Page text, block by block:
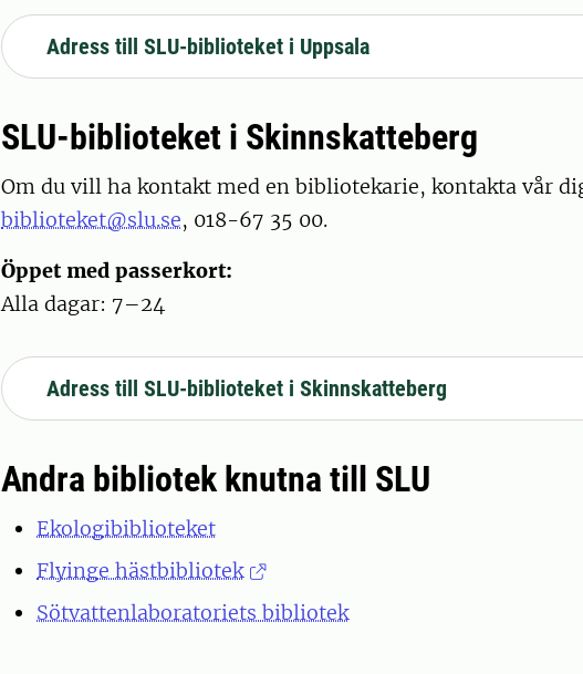
Adress till SLU-biblioteket i Uppsala
SLU-biblioteket i Skinnskatteberg
Om du vill ha kontakt med en bibliotekarie, kontakta vår
biblioteket@slu.se, 018-67 35 00.
Öppet med passerkort:
Alla dagar: 7–24
Adress till SLU-biblioteket i Skinnskatteberg
Andra bibliotek knutna till SLU
Ekologibiblioteket
Flyinge hästbibliotek
Sötvattenlaboratoriets bibliotek